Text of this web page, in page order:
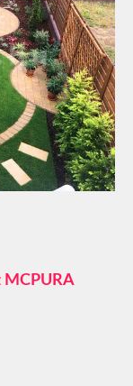
MCPURA